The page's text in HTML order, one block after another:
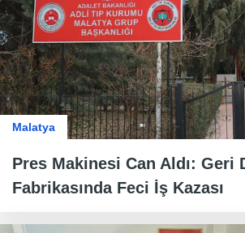
Malatya
Pres Makinesi Can Aldı: Geri
Fabrikasında Feci İş Kazası